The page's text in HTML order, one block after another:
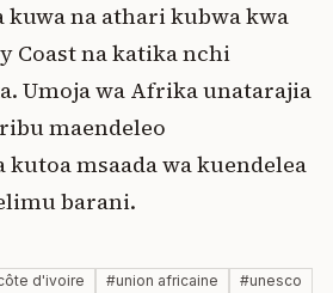
na athari kubwa kwa
Coast na katika nchi
Umoja wa Afrika unatarajia
maendeleo
msaada wa kuendelea
barani.
d'ivoire #union africaine #unesco